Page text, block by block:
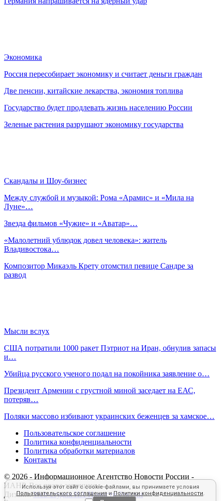
Используя этот сайт с cookie-файлами, вы принимаете условия
Пользовательского соглашенияиПолитики конфиденциальности.
Экономика
Россия пересобирает экономику и считает деньги граждан
Две пенсии, китайские лекарства, экономия топлива
Государство будет продлевать жизнь населению России
Зеленые растения разрушают экономику государства
Скандалы и Шоу-бизнес
Между службой и музыкой: Рома «Арамис» и «Мила на
Луне»…
Звезда фильмов «Чужие» и «Аватар»…
«Малолетний ублюдок довел человека»: житель
Владивостока…
Композитор Микаэль Крету отомстил певице Сандре за
развод
Мысли вслух
США потратили 1000 ракет Пэтриот на Иран, обнулив запасы
и…
Убийца русского ученого подал на покойника заявление о…
Президент Армении с грустной миной заседает на ЕАС,
потеряв…
Поляки массово избивают украинских беженцев за хамское…
Пользовательское соглашение
Политика конфиденциальности
Политика обработки материалов
Контакты
© 2026 - Информационное Агентство Новости России -
ИАНР. Все права защищены.
Дизайн:Web-студия ИА Новости России